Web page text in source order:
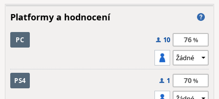
Platformy a hodnocení
PC 10 76
PS4 1 70